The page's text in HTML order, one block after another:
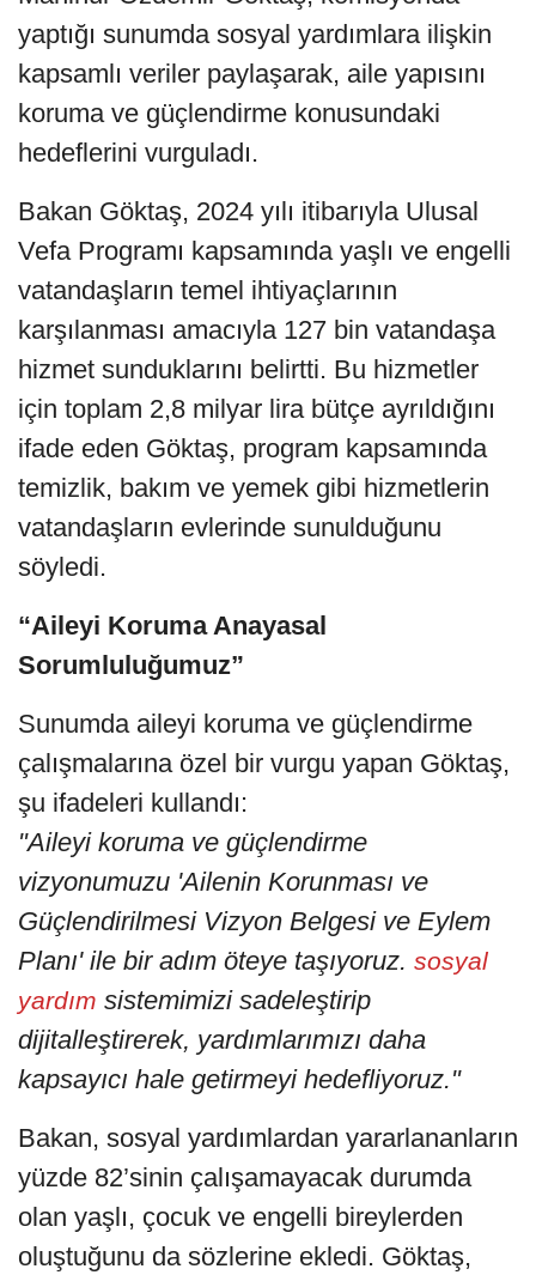
yaptığı sunumda sosyal yardımlara ilişkin
kapsamlı veriler paylaşarak, aile yapısını
koruma ve güçlendirme konusundaki
hedeflerini vurguladı.
Bakan Göktaş, 2024 yılı itibarıyla Ulusal
Vefa Programı kapsamında yaşlı ve engelli
vatandaşların temel ihtiyaçlarının
karşılanması amacıyla 127 bin vatandaşa
hizmet sunduklarını belirtti. Bu hizmetler
için toplam 2,8 milyar lira bütçe ayrıldığını
ifade eden Göktaş, program kapsamında
temizlik, bakım ve yemek gibi hizmetlerin
vatandaşların evlerinde sunulduğunu
söyledi.
“Aileyi Koruma Anayasal
Sorumluluğumuz”
Sunumda aileyi koruma ve güçlendirme
çalışmalarına özel bir vurgu yapan Göktaş,
şu ifadeleri kullandı:
"Aileyi koruma ve güçlendirme
vizyonumuzu 'Ailenin Korunması ve
Güçlendirilmesi Vizyon Belgesi ve Eylem
Planı' ile bir adım öteye taşıyoruz. sosyal
yardım sistemimizi sadeleştirip
dijitalleştirerek, yardımlarımızı daha
kapsayıcı hale getirmeyi hedefliyoruz."
Bakan, sosyal yardımlardan yararlananların
yüzde 82’sinin çalışamayacak durumda
olan yaşlı, çocuk ve engelli bireylerden
oluştuğunu da sözlerine ekledi. Göktaş,